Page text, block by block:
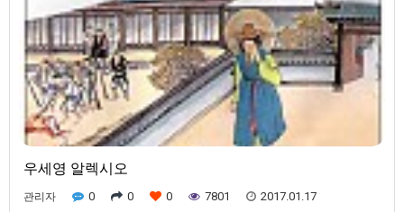
형 집행을 지연시키려 하였지만, 마침 이 날이 주님 수난 성금요일이었으므
로 안 주교가 당일 집행을 요구하여 그대로 형이 집행되었다.
우세영 알렉시오
관리자 0 0 0 7801 2017.01.17